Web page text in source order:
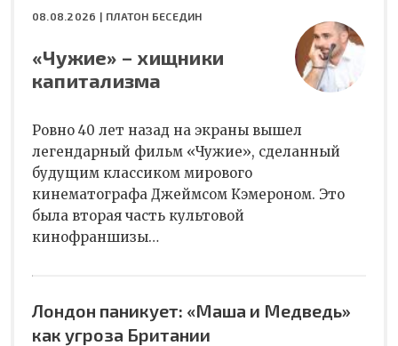
08.08.2026 | ПЛАТОН БЕСЕДИН
«Чужие» – хищники
капитализма
Ровно 40 лет назад на экраны вышел
легендарный фильм «Чужие», сделанный
будущим классиком мирового
кинематографа Джеймсом Кэмероном. Это
была вторая часть культовой
кинофраншизы…
Лондон паникует: «Маша и Медведь»
как угроза Британии